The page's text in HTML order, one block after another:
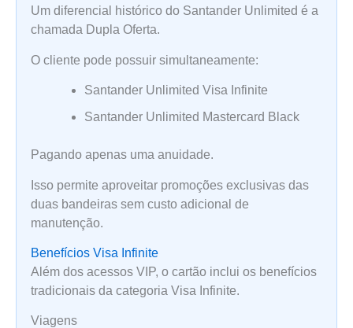
Um diferencial histórico do Santander Unlimited é a
chamada Dupla Oferta.
O cliente pode possuir simultaneamente:
Santander Unlimited Visa Infinite
Santander Unlimited Mastercard Black
Pagando apenas uma anuidade.
Isso permite aproveitar promoções exclusivas das
duas bandeiras sem custo adicional de
manutenção.
Benefícios Visa Infinite
Além dos acessos VIP, o cartão inclui os benefícios
tradicionais da categoria Visa Infinite.
Viagens